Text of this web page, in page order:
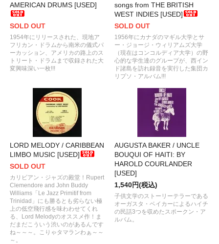
AMERICAN DRUMS [USED]
SOLD OUT
1954年にリリースされた、現地ア
フリカン・ドラムから南米の儀式パ
ーカッション、アメリカの路上のス
トリート・ドラムまで収録された大
変興味深い一枚!!!
songs from THE BRITISH
WEST INDIES [USED]
SOLD OUT
1956年にカナダのマギル大学とサ
ー・ジョージ・ウィリアムズ大学
（現在はコンコルディア大学）の野
心的な学生達のグループが、西イン
ド諸島を訪れ録音を実行した集団カ
リプソ・アルバム!!!
LORD MELODY / CARIBBEAN
LIMBO MUSIC [USED]
SOLD OUT
カリビアン・ジャズの殿堂！Rupert
Clemendore and John Buddy
Williams「Le Jazz Primitif from
Trinidad」にも勝るとも劣らない極
上の低空飛行感を味わわせてくれ
る、Lord Melodyのオススメ作！ま
だまだこういう渋いのがあるんです
ね～～～。こりゃタマランわぁ～～
～。
AUGUSTA BAKER / UNCLE
BOUQUI OF HAITI: BY
HAROLD COURLANDER
[USED]
1,540円(税込)
子供文学のストーリーテラーである
オーガスタ・ベイカーによるハイチ
の民話3つを収めたスポークン・ア
ルバム。